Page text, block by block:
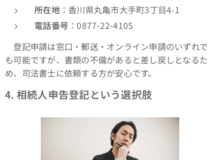
所在地：香川県丸亀市大手町3丁目4-1
電話番号 ：0877-22-4105
登記申請は窓口・郵送・オンライン申請のいずれで
も可能ですが、書類の不備があると差し戻しとなるた
め、司法書士に依頼する方が安心です。
4. 相続人申告登記という選択肢